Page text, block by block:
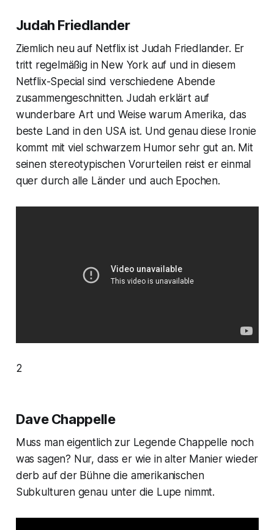
Judah Friedlander
Ziemlich neu auf Netflix ist Judah Friedlander. Er
tritt regelmäßig in New York auf und in diesem
Netflix-Special sind verschiedene Abende
zusammengeschnitten. Judah erklärt auf
wunderbare Art und Weise warum Amerika, das
beste Land in den USA ist. Und genau diese Ironie
kommt mit viel schwarzem Humor sehr gut an. Mit
seinen stereotypischen Vorurteilen reist er einmal
quer durch alle Länder und auch Epochen.
2
Dave Chappelle
Muss man eigentlich zur Legende Chappelle noch
was sagen? Nur, dass er wie in alter Manier wieder
derb auf der Bühne die amerikanischen
Subkulturen genau unter die Lupe nimmt.